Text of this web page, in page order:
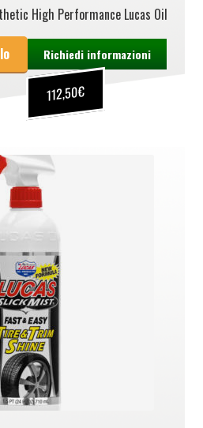
High Performance Lucas Oil
112,50€
Richiedi informazioni